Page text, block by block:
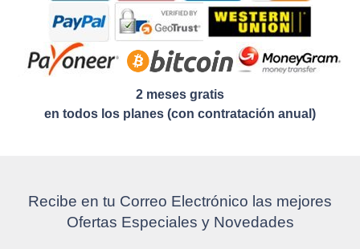
2 meses gratis
en todos los planes (con contratación anual)
Recibe en tu Correo Electrónico las mejores
Ofertas Especiales y Novedades